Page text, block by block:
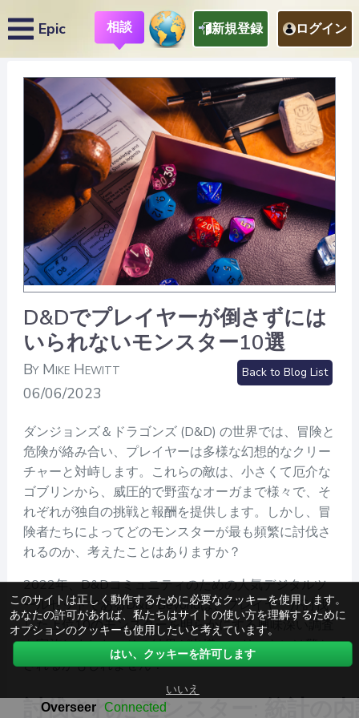
Epic 相談 新規登録 ログイン
D&Dでプレイヤーが倒さずには
いられないモンスター10選
By Mike Hewitt
06/06/2023
Back to Blog List
ダンジョンズ＆ドラゴンズ (D&D) の世界では、冒険と
危険が絡み合い、プレイヤーは多様な幻想的なクリー
チャーと対峙します。これらの敵は、小さくて厄介な
ゴブリンから、威圧的で野蛮なオーガまで様々で、そ
れぞれが独自の挑戦と報酬を提供します。しかし、冒
険者たちによってどのモンスターが最も頻繁に討伐さ
れるのか、考えたことはありますか？
2022年、D&Dコミュニティのための人気デジタルツ
ールセットであるD&D Beyondは、プレイヤーが討伐
した上位10のモンスターを明らかにする興味深い調査
を実施しました。その結果が出揃い、リストには驚か
されるかもしれません！
討伐されたモンスター: 統計の
このサイトは正しく動作するために必要なクッキーを使用します。
あなたの許可があれば、私たちはサイトの使い方を理解するために
オプションのクッキーも使用したいと考えています。
はい、クッキーを許可します
いいえ